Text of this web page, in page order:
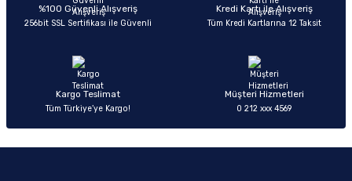
Ürün bilgilerinde hatalar bulunuyor.
Ürün fiyatı diğer sitelerden daha pahalı.
%100 Güvenli Alışveriş
256bit SSL Sertifikası ile Güvenli
Kredi Kartı ile Alışveriş
Tüm Kredi Kartlarına 12 Taksit
Kargo Teslimat
Tüm Türkiye’ye Kargo!
Müşteri Hizmetleri
0 212 xxx 4569